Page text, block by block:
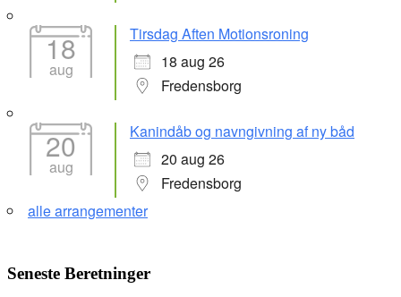
18
aug
Tirsdag Aften Motionsroning
18 aug 26
Fredensborg
20
aug
Kanindåb og navngivning af ny båd
20 aug 26
Fredensborg
alle arrangementer
Seneste Beretninger